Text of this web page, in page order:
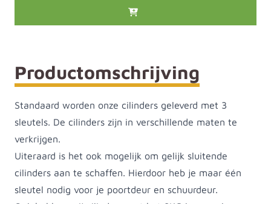
Productomschrijving
Standaard worden onze cilinders geleverd met 3
sleutels. De cilinders zijn in verschillende maten te
verkrijgen.
Uiteraard is het ook mogelijk om gelijk sluitende
cilinders aan te schaffen. Hierdoor heb je maar één
sleutel nodig voor je poortdeur en schuurdeur.